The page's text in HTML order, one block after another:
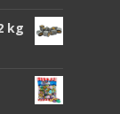
kg